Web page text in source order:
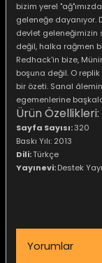
bizim yerel
geleneğe
devlet geleneğimizin
değil, halka rağmen
Redhack'in bize,
boşuna değil. O
bir özeti. Sanal
egemenlerine
Ürün Özellikleri:
Sayfa Sayısı:320
Baskı Yılı: 2013
Dili:Türkçe
Yayınevi:Destek
Yorumlar